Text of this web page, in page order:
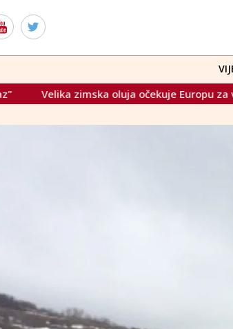
oluja očekuje Europu za vikend: Padat će